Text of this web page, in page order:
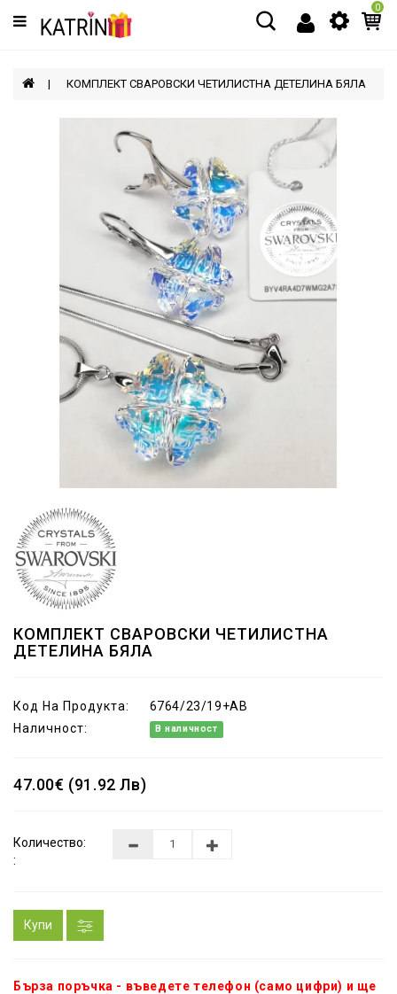
Категории
МЪЖЕ
0
КОМПЛЕКТ СВАРОВСКИ ЧЕТИЛИСТНА ДЕТЕЛИНА БЯЛА
КОМПЛЕКТ СВАРОВСКИ ЧЕТИЛИСТНА
ДЕТЕЛИНА БЯЛА
Код На Продукта:
6764/23/19+AB
Наличност:
В наличност
47.00€ (91.92 Лв)
Количество:
:
Купи
Бърза поръчка - въведете телефон (само цифри) и ще